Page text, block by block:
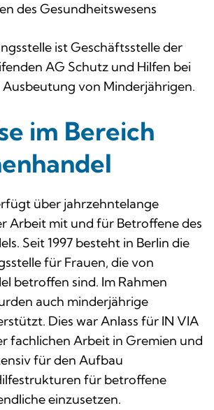
des Gesundheitswesens
ist Geschäftsstelle der
AG Schutz und Hilfen bei
von Minderjährigen.
im Bereich
über jahrzehntelange
Arbeit mit und für Betroffene des
Seit 1997 besteht in Berlin die
für Frauen, die von
betroffen sind. Im Rahmen
auch minderjährige
Dies war Anlass für IN VIA
fachlichen Arbeit in Gremien und
für den Aufbau
für betroffene
einzusetzen.